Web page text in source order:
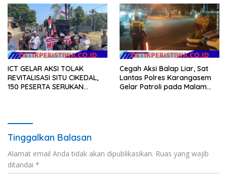
ICT GELAR AKSI TOLAK
REVITALISASI SITU CIKEDAL,
150 PESERTA SERUKAN
Cegah Aksi Balap Liar, Sat
Lantas Polres Karangasem
Gelar Patroli pada Malam
Tinggalkan Balasan
Alamat email Anda tidak akan dipublikasikan. Ruas yang wajib
ditandai *